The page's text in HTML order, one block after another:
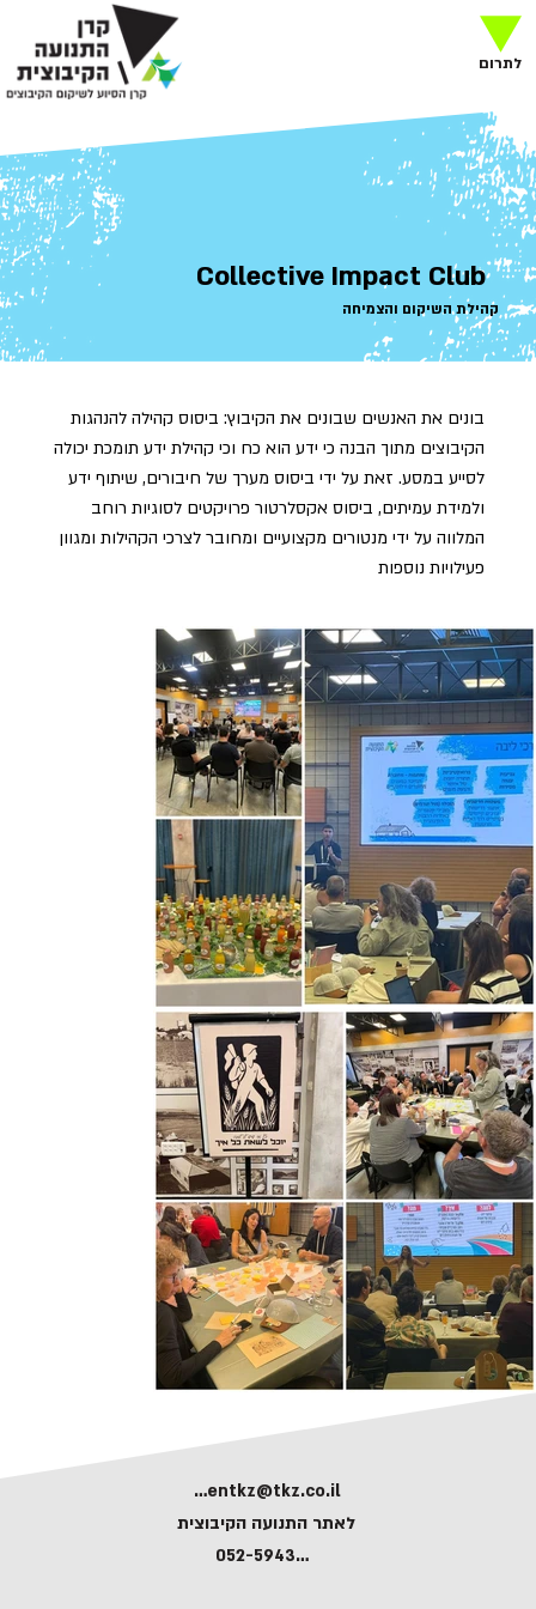
Collective Impact Club
קהילת השיקום והצמיחה
בונים את האנשים שבונים את הקיבוץ: ביסוס קהילה להנהגות
הקיבוצים מתוך הבנה כי ידע הוא כח וכי קהילת ידע תומכת יכולה
לסייע במסע. זאת על ידי ביסוס מערך של חיבורים, שיתוף ידע
ולמידת עמיתים, ביסוס אקסלרטור פרויקטים לסוגיות רוחב
המלווה על ידי מנטורים מקצועיים ומחובר לצרכי הקהילות ומגוון
פעילויות נוספות
kerentkz@tkz.co.il
052-5943591
לאתר התנועה הקיבוצית
לתרום